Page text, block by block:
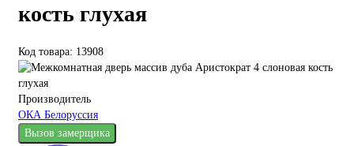
кость глухая
Код товара: 13908
Производитель
ОКА Белоруссия
Вызов замерщика